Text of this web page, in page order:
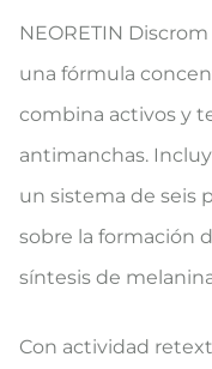
NEORETIN
una fórmula
combina activos y
antimanchas.
un sistema de seis
sobre la formación
síntesis de
Con actividad